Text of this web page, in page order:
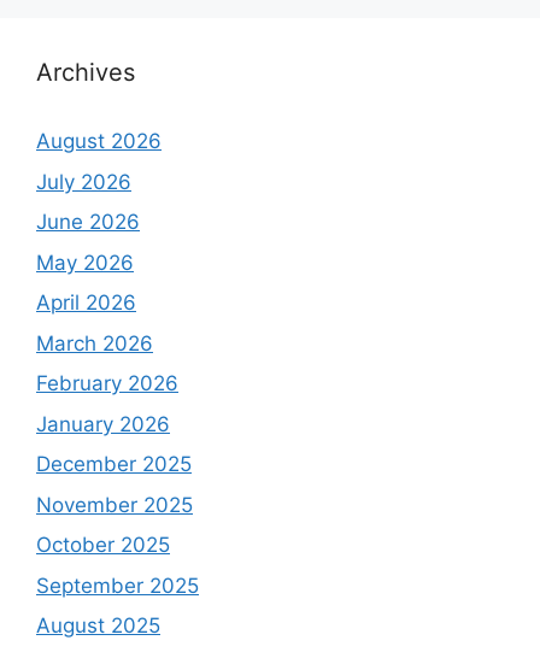
Archives
August 2026
July 2026
June 2026
May 2026
April 2026
March 2026
February 2026
January 2026
December 2025
November 2025
October 2025
September 2025
August 2025